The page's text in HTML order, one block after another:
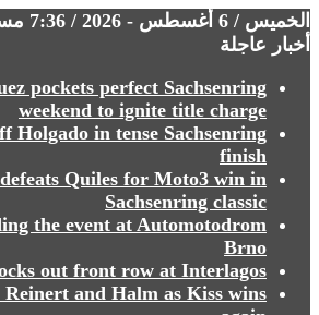
الخميس / 6 أغسطس - 2026 / 7:36 مساءً
أخبار عاجلة
pockets perfect Sachsenring
weekend to ignite title charge
Holgado in tense Sachsenring
finish
Quiles for Moto3 win in
Sachsenring classic
the event at Automotodrom
Brno
out front row at Interlagos
and Halm as Kiss wins